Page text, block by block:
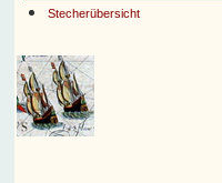
Stecherübersicht